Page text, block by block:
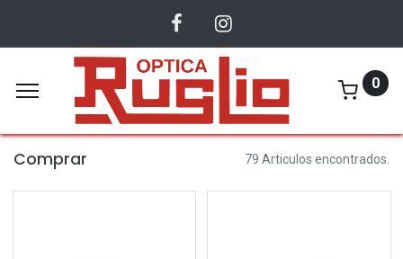
0
Comprar 79 Articulos encontrados.